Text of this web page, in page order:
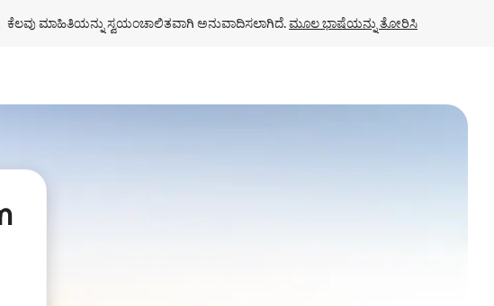
ಕೆಲವು ಮಾಹಿತಿಯನ್ನು ಸ್ವಯಂಚಾಲಿತವಾಗಿ ಅನುವಾದಿಸಲಾಗಿದೆ. ಮೂಲ ಭಾಷೆಯನ್ನು ತೋರಿಸಿ